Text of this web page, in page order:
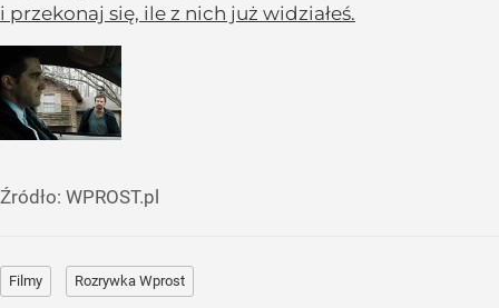
i przekonaj się, ile z nich już widziałeś.
Źródło: WPROST.pl
Filmy Rozrywka Wprost